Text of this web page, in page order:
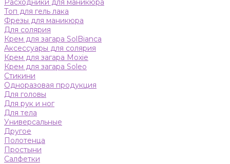
Расходники для маникюра
Топ для гель лака
Фрезы для маникюра
Для солярия
Крем для загара SolBianca
Аксессуары для солярия
Крем для загара Moxie
Крем для загара Soleo
Стикини
Одноразовая продукция
Для головы
Для рук и ног
Для тела
Универсальные
Другое
Полотенца
Простыни
Салфетки